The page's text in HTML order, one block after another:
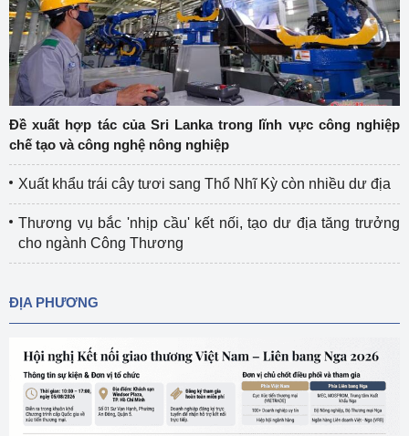
Đề xuất hợp tác của Sri Lanka trong lĩnh vực công nghiệp
chế tạo và công nghệ nông nghiệp
Xuất khẩu trái cây tươi sang Thổ Nhĩ Kỳ còn nhiều dư địa
Thương vụ bắc 'nhịp cầu' kết nối, tạo dư địa tăng trưởng
cho ngành Công Thương
ĐỊA PHƯƠNG